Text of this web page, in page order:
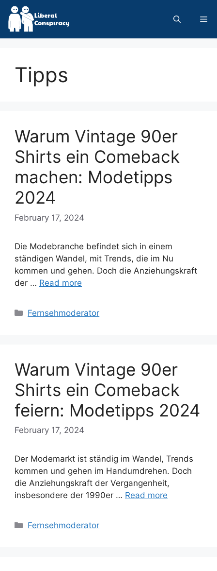
Skip
content
Tipps
Warum Vintage 90er
Shirts ein Comeback
machen: Modetipps
2024
February 17, 2024
Die Modebranche befindet sich in einem
ständigen Wandel, mit Trends, die im Nu
kommen und gehen. Doch die Anziehungskraft
der … Read more
Categories
Fernsehmoderator
Warum Vintage 90er
Shirts ein Comeback
feiern: Modetipps 2024
February 17, 2024
Der Modemarkt ist ständig im Wandel, Trends
kommen und gehen im Handumdrehen. Doch
die Anziehungskraft der Vergangenheit,
insbesondere der 1990er … Read more
Categories
Fernsehmoderator